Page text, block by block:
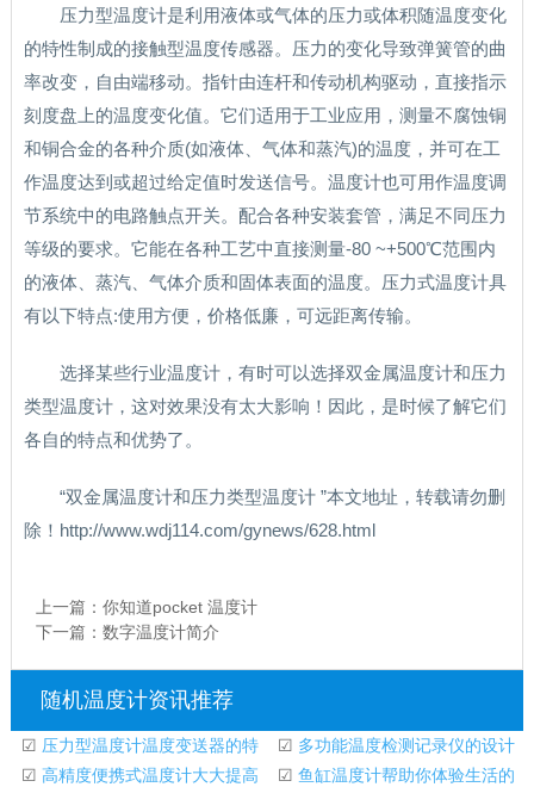
压力型温度计是利用液体或气体的压力或体积随温度变化
的特性制成的接触型温度传感器。压力的变化导致弹簧管的曲
率改变，自由端移动。指针由连杆和传动机构驱动，直接指示
刻度盘上的温度变化值。它们适用于工业应用，测量不腐蚀铜
和铜合金的各种介质(如液体、气体和蒸汽)的温度，并可在工
作温度达到或超过给定值时发送信号。温度计也可用作温度调
节系统中的电路触点开关。配合各种安装套管，满足不同压力
等级的要求。它能在各种工艺中直接测量-80 ~+500℃范围内
的液体、蒸汽、气体介质和固体表面的温度。压力式温度计具
有以下特点:使用方便，价格低廉，可远距离传输。
选择某些行业温度计，有时可以选择双金属温度计和压力
类型温度计，这对效果没有太大影响！因此，是时候了解它们
各自的特点和优势了。
“双金属温度计和压力类型温度计 ”本文地址，转载请勿删
除！http://www.wdj114.com/gynews/628.html
上一篇： 你知道pocket 温度计
下一篇： 数字温度计简介
随机温度计资讯推荐
☑ 压力型温度计温度变送器的特
点
☑ 多功能温度检测记录仪的设计
☑ 高精度便携式温度计大大提高 ☑ 鱼缸温度计帮助你体验生活的